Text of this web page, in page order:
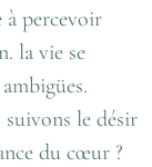
à percevoir
la vie se
le désir
du cœur ?